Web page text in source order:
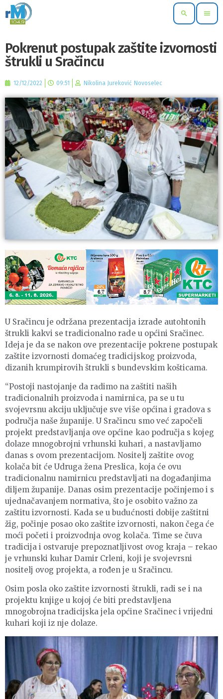
search menu
Pokrenut postupak zaštite izvornosti
štrukli u Sračincu
12/12/2022 09:51 Nikolina Jureković Novoselec
U Sračincu je održana prezentacija izrade autohtonih
štrukli kakvi se tradicionalno rade u općini Sračinec.
Ideja je da se nakon ove prezentacije pokrene postupak
zaštite izvornosti domaćeg tradicijskog proizvoda,
dizanih krumpirovih štrukli s bundevskim košticama.
“Postoji nastojanje da radimo na zaštiti naših
tradicionalnih proizvoda i namirnica, pa se u tu
svojevrsnu akciju uključuje sve više općina i gradova s
područja naše županije. U Sračincu smo već započeli
projekt predstavljanja ove općine kao područja s kojeg
dolaze mnogobrojni vrhunski kuhari, a nastavljamo
danas s ovom prezentacijom. Nositelj zaštite ovog
kolača bit će Udruga žena Preslica, koja će ovu
tradicionalnu namirnicu predstavljati na događanjima
diljem županije. Danas osim prezentacije počinjemo i s
ujednačavanjem normativa, što je osobito važno za
zaštitu izvornosti. Kada se u budućnosti dobije zaštitni
žig, počinje posao oko zaštite izvornosti, nakon čega će
moći početi i proizvodnja ovog kolača. Time se čuva
tradicija i ostvaruje prepoznatljivost ovog kraja – rekao
je vrhunski kuhar Damir Crleni, koji je svojevrsni
nositelj ovog projekta, a rođen je u Sračincu.
Osim posla oko zaštite izvornosti štrukli, radi se i na
projektu knjige u kojoj će biti predstavljena
mnogobrojna tradicijska jela općine Sračinec i vrijedni
kuhari koji iz nje dolaze.